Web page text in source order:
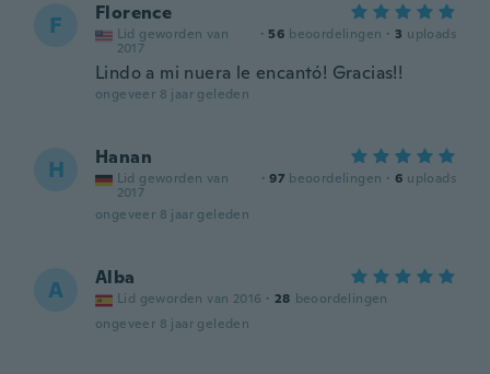
F Florence
Lid geworden van
2017
· 56 beoordelingen · 3 uploads
Lindo a mi nuera le encantó! Gracias!!
ongeveer 8 jaar geleden
H Hanan
Lid geworden van
2017
· 97 beoordelingen · 6 uploads
ongeveer 8 jaar geleden
A Alba
Lid geworden van 2016 · 28 beoordelingen
ongeveer 8 jaar geleden